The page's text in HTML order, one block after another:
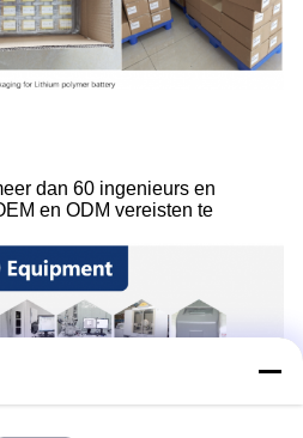
dan 60 ingenieurs en
en ODM vereisten te